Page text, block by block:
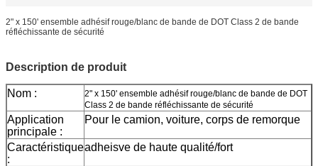
2" x 150' ensemble adhésif rouge/blanc de bande de DOT Class 2 de bande
réfléchissante de sécurité
Description de produit
Nom :
2" x 150' ensemble adhésif rouge/blanc de bande de DOT
Class 2 de bande réfléchissante de sécurité
Application
principale :
Pour le camion, voiture, corps de remorque
Caractéristique
:
adheisve de haute qualité/fort